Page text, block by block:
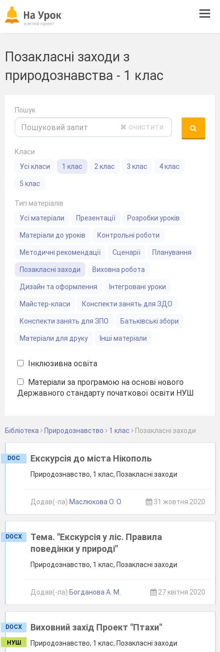
Позакласні заходи з
природознавства - 1 клас
Пошук
очистити
Класи
Усі класи
1 клас 2 клас 3 клас 4 клас
5 клас
Тип матеріалів
Усі матеріали
Презентації Розробки уроків
Матеріали до уроків Контрольні роботи
Методичні рекомендації Сценарії Планування
Позакласні заходи Виховна робота
Дизайн та оформлення Інтегровані уроки
Майстер-класи Конспекти занять для ЗДО
Конспекти занять для ЗПО Батьківські збори
Матеріали для друку Інші матеріали
Інклюзивна освіта
Матеріали за програмою на основі нового
Державного стандарту початкової освіти НУШ
Бібліотека Природознавство 1 клас Позакласні заходи
DOC Екскурсія до міста Нікополь
Природознавство, 1 клас, Позакласні заходи
Додав(-ла) Маслюкова О. О. 31 жовтня 2020
DOCX
Тема. "Екскурсія у ліс. Правила
поведінки у природі"
Природознавство, 1 клас, Позакласні заходи
Додав(-ла) Богданова А. М. 27 квітня 2020
DOCX
НУШ
Виховний захід Проект "Птахи"
Природознавство, 1 клас, Позакласні заходи